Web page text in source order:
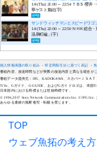
TOP
ウェブ魚拓の考え方